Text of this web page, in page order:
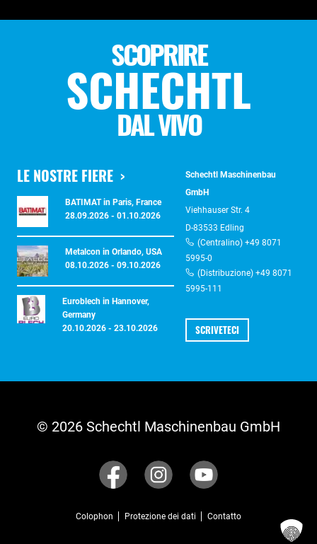
SCOPRIRE
SCHECHTL
DAL VIVO
LE NOSTRE FIERE
BATIMAT in Paris, France
28.09.2026 - 01.10.2026
Metalcon in Orlando, USA
08.10.2026 - 09.10.2026
Euroblech in Hannover,
Germany
20.10.2026 - 23.10.2026
Schechtl Maschinenbau
GmbH
Viehhauser Str. 4
D-83533 Edling
(Centralino) +49 8071
5995-0
(Distribuzione) +49 8071
5995-111
SCRIVETECI
© 2026 Schechtl Maschinenbau GmbH
Colophon Protezione dei dati Contatto